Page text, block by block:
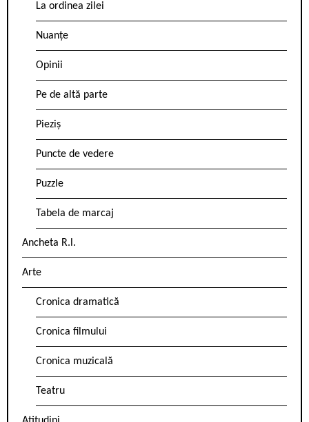
La ordinea zilei
Nuanțe
Opinii
Pe de altă parte
Pieziș
Puncte de vedere
Puzzle
Tabela de marcaj
Ancheta R.l.
Arte
Cronica dramatică
Cronica filmului
Cronica muzicală
Teatru